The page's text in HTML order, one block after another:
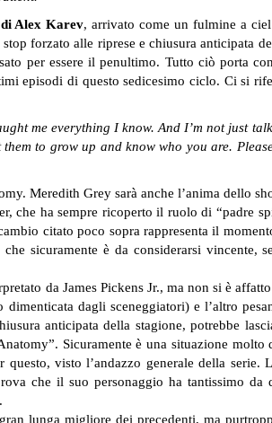
di Alex Karev, arrivato come un fulmine a
forzato alle riprese e chiusura anticipata
per essere il penultimo. Tutto ciò porta
episodi di questo sedicesimo ciclo. Ci si
me everything I know. And I’m not just
to grow up and know who you are.
Meredith Grey sarà anche l’anima dello
che ha sempre ricoperto il ruolo di “padre
citato poco sopra rappresenta il
sicuramente è da considerarsi vincente,
da James Pickens Jr., ma non si è
dagli sceneggiatori) e l’altro
anticipata della stagione, potrebbe
Sicuramente è una situazione
visto l’andazzo generale della serie.
che il suo personaggio ha tantissimo da
lunga migliore dei precedenti, ma